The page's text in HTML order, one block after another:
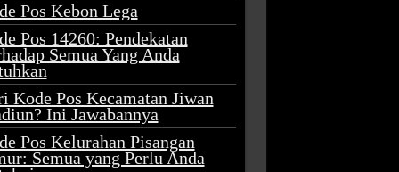
Pos Kebon Lega
Pos 14260: Pendekatan
Semua Yang Anda
Kode Pos Kecamatan Jiwan
Ini Jawabannya
Pos Kelurahan Pisangan
Semua yang Perlu Anda